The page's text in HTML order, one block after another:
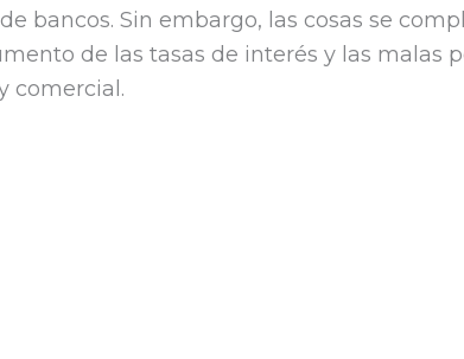
bancos. Sin embargo, las cosas se
de las tasas de interés y las malas
comercial.